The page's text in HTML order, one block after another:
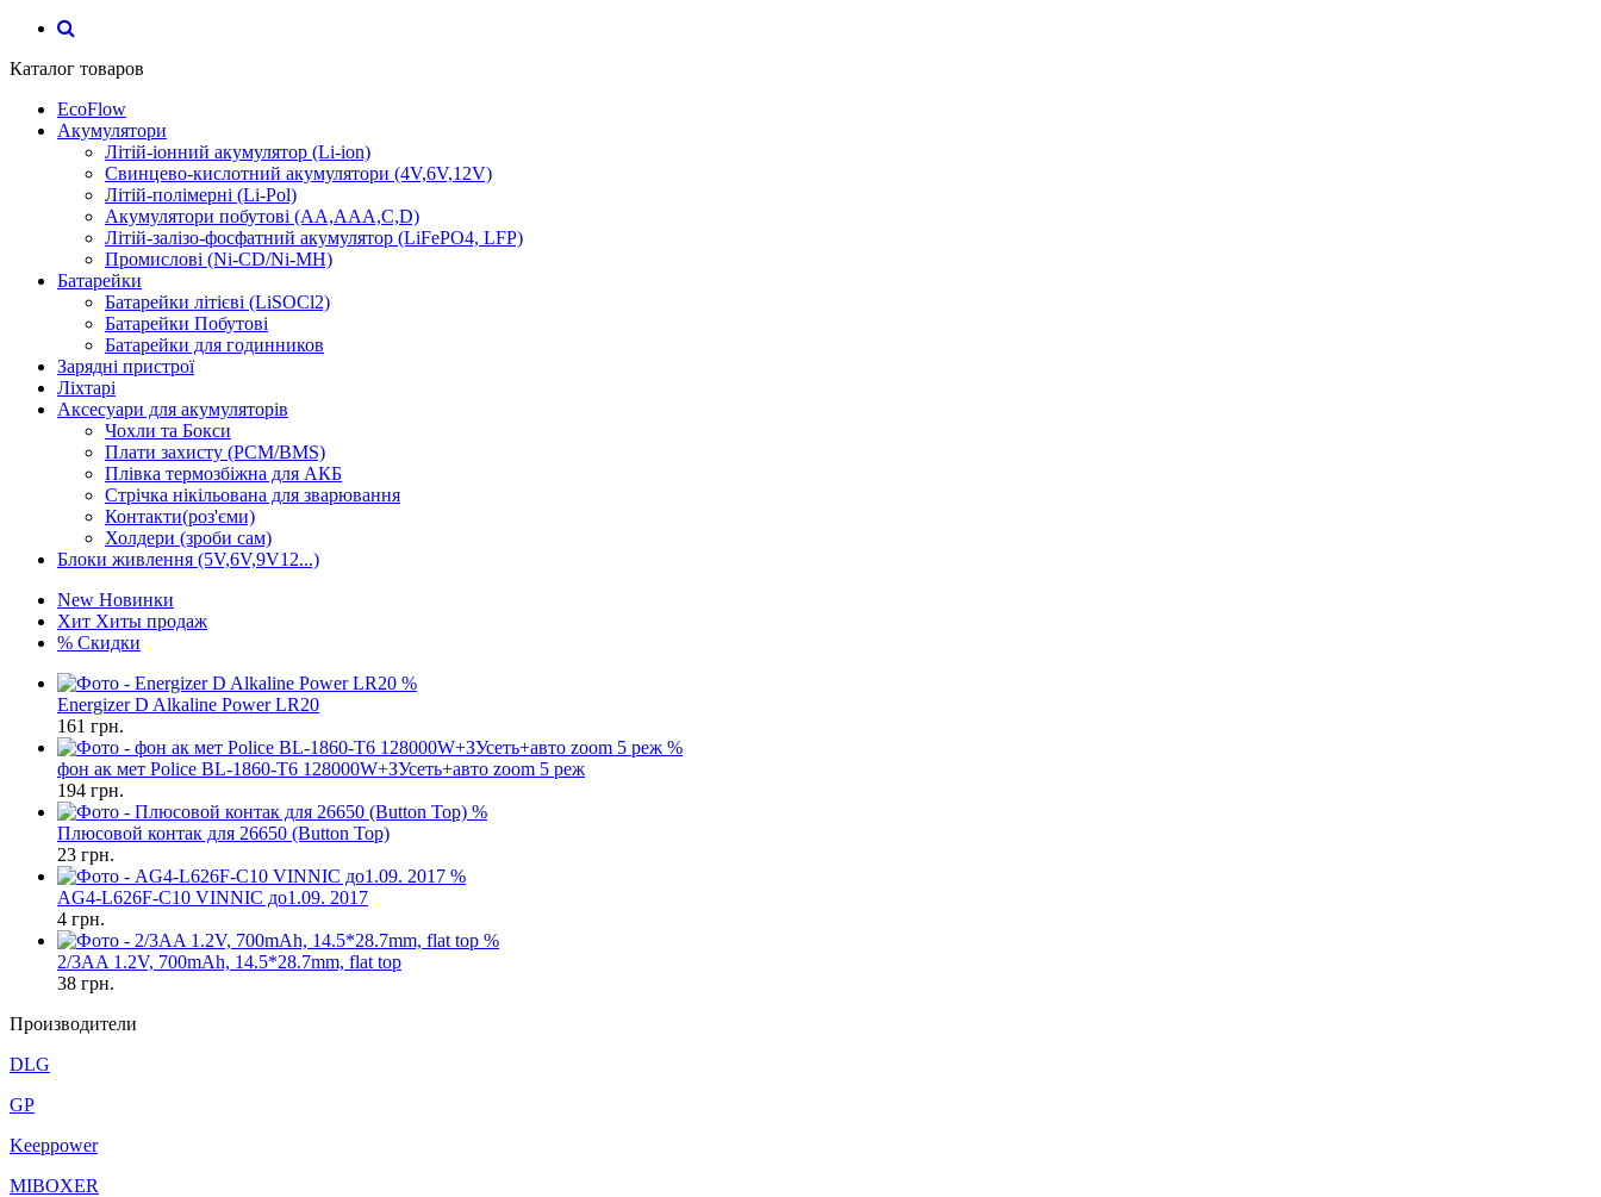
Каталог товаров
EcoFlow
Акумулятори
Літій-іонний акумулятор (Li-ion)
Свинцево-кислотний акумулятори (4V,6V,12V)
Літій-полімерні (Li-Pol)
Акумулятори побутові (AA,AAA,C,D)
Літій-залізо-фосфатний акумулятор (LiFePO4, LFP)
Промислові (Ni-CD/Ni-MH)
Батарейки
Батарейки літієві (LiSOCl2)
Батарейки Побутові
Батарейки для годинников
Зарядні пристрої
Ліхтарі
Аксесуари для акумуляторів
Чохли та Бокси
Плати захисту (PCM/BMS)
Плівка термозбіжна для АКБ
Стрічка нікільована для зварювання
Контакти(роз'єми)
Холдери (зроби сам)
Блоки живлення (5V,6V,9V12...)
New Новинки
Хит Хиты продаж
% Скидки
%
Energizer D Alkaline Power LR20
161 грн.
%
фон ак мет Police BL-1860-T6 128000W+ЗУсеть+авто zoom 5 реж
194 грн.
%
Плюсовой контак для 26650 (Button Top)
23 грн.
%
AG4-L626F-C10 VINNIC до1.09. 2017
4 грн.
%
2/3AA 1.2V, 700mAh, 14.5*28.7mm, flat top
38 грн.
Производители
DLG
GP
Keeppower
MIBOXER